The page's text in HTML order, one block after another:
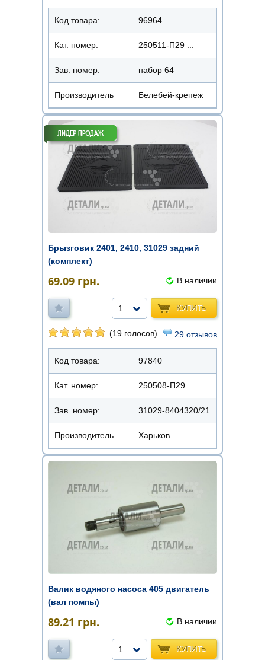
Код товара: 96964
Кат. номер: 250511-П29 ...
Зав. номер: набор 64
Производитель Белебей-крепеж
Брызговик 2401, 2410, 31029 задний
(комплект)
69.09 грн. В наличии
КУПИТЬ
1
(19 голосов) 29 отзывов
Код товара: 97840
Кат. номер: 250508-П29 ...
Зав. номер: 31029-8404320/21
Производитель Харьков
Валик водяного насоса 405 двигатель
(вал помпы)
89.21 грн. В наличии
КУПИТЬ
1